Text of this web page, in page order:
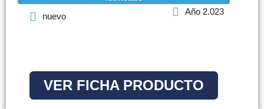
nuevo Año 2.023
VER FICHA PRODUCTO